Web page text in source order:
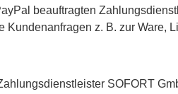
beauftragten
z. B. zur Ware,
SOFORT